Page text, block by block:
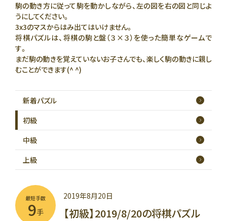
駒の動き方に従って駒を動かしながら、左の図を右の図と同じよ
うにしてください。
3x3のマスからはみ出てはいけません。
将棋パズルは、将棋の駒と盤（３×３）を使った簡単なゲームで
す。
まだ駒の動きを覚えていないお子さんでも、楽しく駒の動きに親し
むことができます(^ ^)
新着パズル
初級
中級
上級
最短手数
9手
2019年8月20日
【初級】2019/8/20の将棋パズル